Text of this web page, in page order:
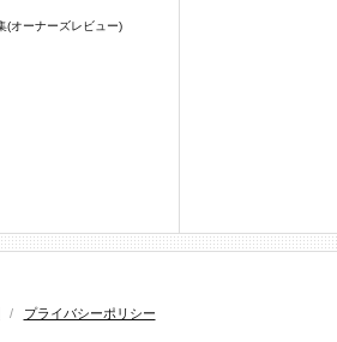
(オーナーズレビュー)
/ プライバシーポリシー